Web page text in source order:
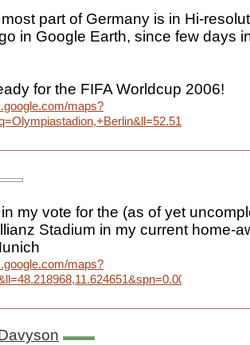
part of Germany is in Hi-
in Google Earth, since few days
for the FIFA Worldcup 2006!
maps?
my vote for the (as of yet
Stadium in my current home-
maps?